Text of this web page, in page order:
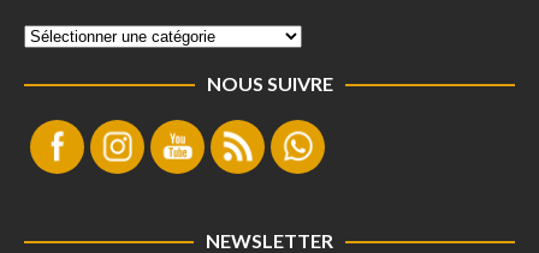
NOUS SUIVRE
NEWSLETTER